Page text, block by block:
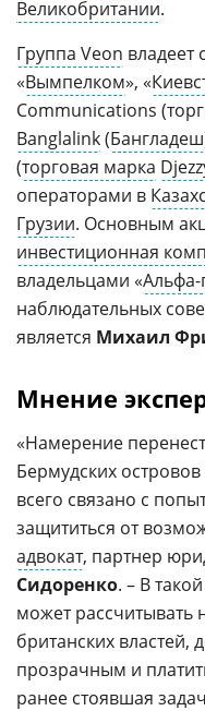
Великобритании.
Группа Veon
«Вымпелком», «
Communications
Banglalink(Бангладеш
(торговая марка
операторами в
Грузии. Основным
инвестиционная
владельцами «Альфа-
наблюдательных
является Михаил
Мнение
«Намерение
Бермудских
всего связано с
защититься от
адвокат, партнер
Сидоренко. – В
может рассчитывать
британских властей,
прозрачным и
ранее стоявшая